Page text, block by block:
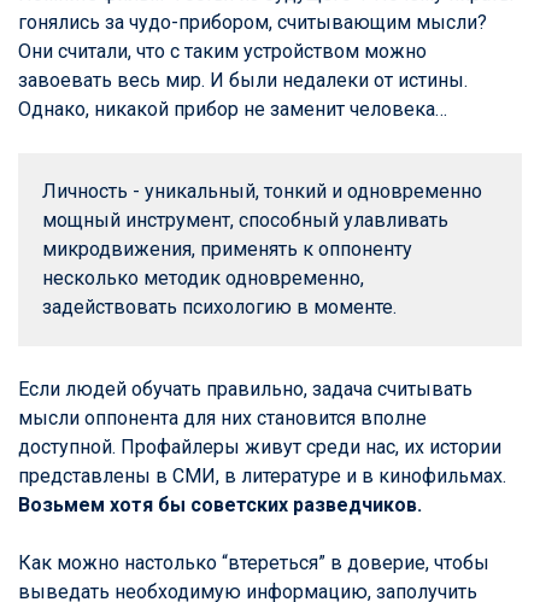
гонялись за чудо-прибором, считывающим мысли?
Они считали, что с таким устройством можно
завоевать весь мир. И были недалеки от истины.
Однако, никакой прибор не заменит человека…
Личность - уникальный, тонкий и одновременно
мощный инструмент, способный улавливать
микродвижения, применять к оппоненту
несколько методик одновременно,
задействовать психологию в моменте.
Если людей обучать правильно, задача считывать
мысли оппонента для них становится вполне
доступной. Профайлеры живут среди нас, их истории
представлены в СМИ, в литературе и в кинофильмах.
Возьмем хотя бы советских разведчиков.
Как можно настолько “втереться” в доверие, чтобы
выведать необходимую информацию, заполучить